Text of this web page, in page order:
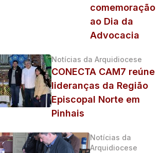
comemoração
ao Dia da
Advocacia
Notícias da Arquidiocese
CONECTA CAM7 reúne
lideranças da Região
Episcopal Norte em
Pinhais
Notícias da
Arquidiocese